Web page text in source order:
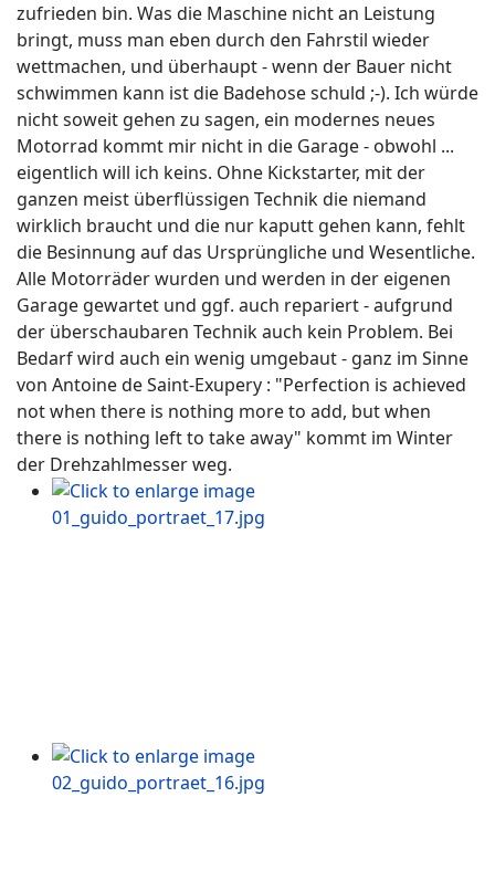
zufrieden bin. Was die Maschine nicht an Leistung
bringt, muss man eben durch den Fahrstil wieder
wettmachen, und überhaupt - wenn der Bauer nicht
schwimmen kann ist die Badehose schuld ;-). Ich würde
nicht soweit gehen zu sagen, ein modernes neues
Motorrad kommt mir nicht in die Garage - obwohl ...
eigentlich will ich keins. Ohne Kickstarter, mit der
ganzen meist überflüssigen Technik die niemand
wirklich braucht und die nur kaputt gehen kann, fehlt
die Besinnung auf das Ursprüngliche und Wesentliche.
Alle Motorräder wurden und werden in der eigenen
Garage gewartet und ggf. auch repariert - aufgrund
der überschaubaren Technik auch kein Problem. Bei
Bedarf wird auch ein wenig umgebaut - ganz im Sinne
von Antoine de Saint-Exupery : "Perfection is achieved
not when there is nothing more to add, but when
there is nothing left to take away" kommt im Winter
der Drehzahlmesser weg.